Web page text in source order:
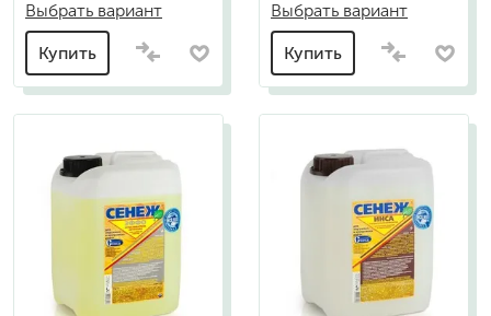
Выбрать вариант
Купить
Выбрать вариант
Купить